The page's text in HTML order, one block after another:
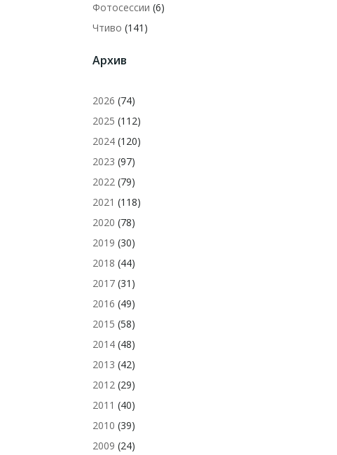
Фотосессии (6)
Чтиво (141)
Архив
2026 (74)
2025 (112)
2024 (120)
2023 (97)
2022 (79)
2021 (118)
2020 (78)
2019 (30)
2018 (44)
2017 (31)
2016 (49)
2015 (58)
2014 (48)
2013 (42)
2012 (29)
2011 (40)
2010 (39)
2009 (24)